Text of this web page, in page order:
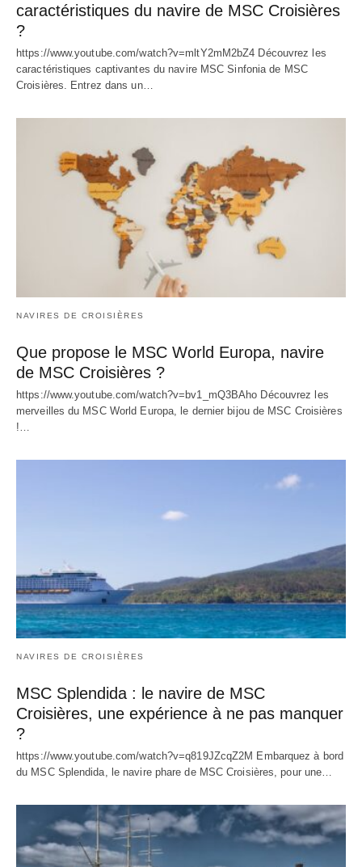
caractéristiques du navire de MSC Croisières
?
https://www.youtube.com/watch?v=mltY2mM2bZ4 Découvrez les
caractéristiques captivantes du navire MSC Sinfonia de MSC
Croisières. Entrez dans un…
NAVIRES DE CROISIÈRES
Que propose le MSC World Europa, navire
de MSC Croisières ?
https://www.youtube.com/watch?v=bv1_mQ3BAho Découvrez les
merveilles du MSC World Europa, le dernier bijou de MSC Croisières
!…
NAVIRES DE CROISIÈRES
MSC Splendida : le navire de MSC
Croisières, une expérience à ne pas manquer
?
https://www.youtube.com/watch?v=q819JZcqZ2M Embarquez à bord
du MSC Splendida, le navire phare de MSC Croisières, pour une…